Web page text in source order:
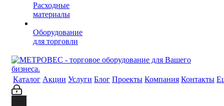
Расходные
материалы
Оборудование
для торговли
Каталог Акции Услуги Блог Проекты Компания Контакты